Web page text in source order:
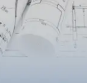
de Léa
étudiante,